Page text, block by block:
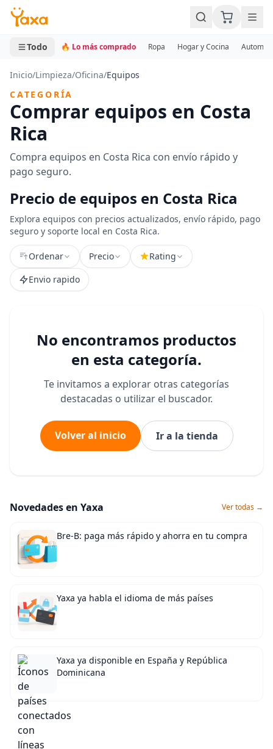
MINI CARRITO
0 productos
Todo 🔥 Lo más comprado Ropa Hogar y Cocina
Inicio/Limpieza/Oficina/Equipos
CATEGORÍA
Comprar equipos en Costa
Rica
Compra equipos en Costa Rica con envío rápido y
pago seguro.
Precio de equipos en Costa Rica
Explora equipos con precios actualizados, envío rápido, pago
seguro y soporte local en Costa Rica.
Ordenar Precio
Rating
Envio rapido
No encontramos productos
en esta categoría.
Te invitamos a explorar otras categorías
destacadas o utilizar el buscador.
Volver al inicio Ir a la tienda
Novedades en Yaxa Ver todas →
Bre-B: paga más rápido y ahorra en tu compra
Yaxa ya habla el idioma de más países
Yaxa ya disponible en España y República
Dominicana